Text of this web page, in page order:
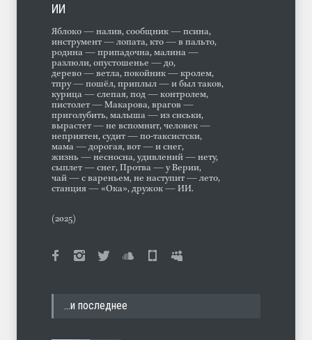
ИИ
Яблоко — налив, сообщник — псина,
инструмент — лопата, кто — в пальто,
родина — припадочна, малина —
разлюли, опустошенье — до,
дерево — ветла, покойник — кролем,
тпру — пошёл, приплыл — и был таков,
курица — слепая, под — контролем,
пистолет — Макарова, врагов —
приголубить, малыша — из сиськи,
вырастет — не вспомнит, человек —
неприятен, судит — по-таксистски,
мама — дорогая, вот — и снег,
жизнь — несносна, удивлений — нету,
сыплет — снег, Протва — у Верии,
чай — с вареньем, не наступит — лето,
станция — «Ока», дружок — ИИ.
(2025)
…и последнее